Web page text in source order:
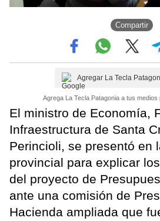
Compartir
Agregar La Tecla
Agrega La Tecla Patagonia a tus medios
El ministro de Economía,
Infraestructura de Santa
Perincioli, se presentó en
provincial para explicar
del proyecto de
ante una comisión de
Hacienda ampliada que